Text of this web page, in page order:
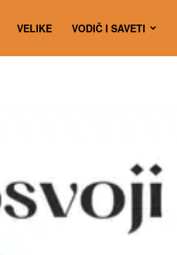
VELIKE VODIČ I SAVETI